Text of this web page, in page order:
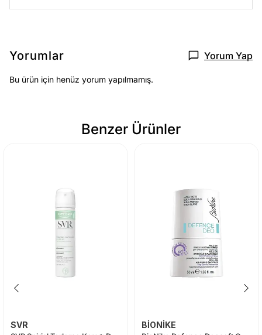
Yorumlar Yorum Yap
Bu ürün için henüz yorum yapılmamış.
Benzer Ürünler
SVR BİONİKE